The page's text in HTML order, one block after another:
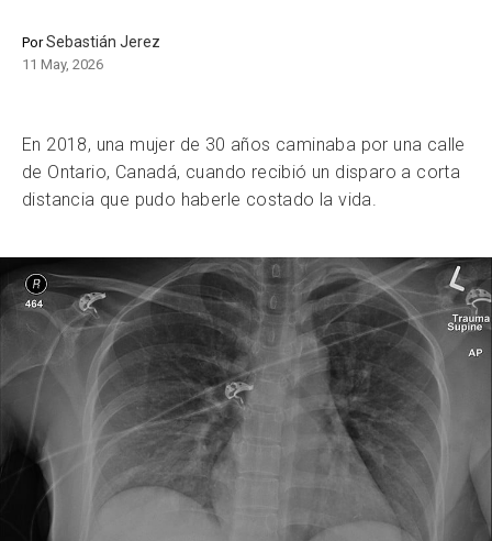
PorSebastián Jerez
11 May, 2026
En 2018, una mujer de 30 años caminaba por una calle
de Ontario, Canadá, cuando recibió un disparo a corta
distancia que pudo haberle costado la vida.